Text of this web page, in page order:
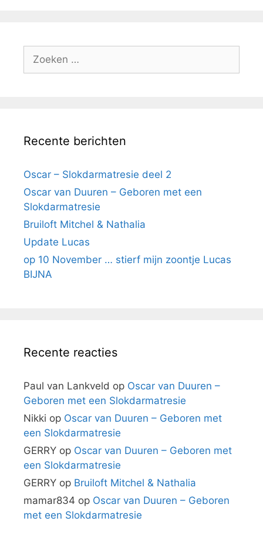
Zoek
Recente berichten
Oscar – Slokdarmatresie deel 2
Oscar van Duuren – Geboren met een
Slokdarmatresie
Bruiloft Mitchel & Nathalia
Update Lucas
op 10 November … stierf mijn zoontje Lucas
BIJNA
Recente reacties
Paul van Lankveld op Oscar van Duuren –
Geboren met een Slokdarmatresie
Nikki op Oscar van Duuren – Geboren met
een Slokdarmatresie
GERRY op Oscar van Duuren – Geboren met
een Slokdarmatresie
GERRY op Bruiloft Mitchel & Nathalia
mamar834 op Oscar van Duuren – Geboren
met een Slokdarmatresie